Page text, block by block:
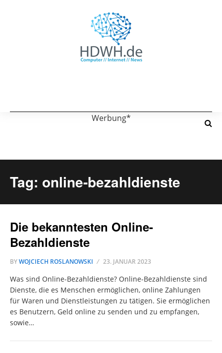
Werbung*
Tag: online-bezahldienste
Die bekanntesten Online-
Bezahldienste
BYWOJCIECH ROSLANOWSKI 23. JANUAR 2023
Was sind Online-Bezahldienste? Online-Bezahldienste sind
Dienste, die es Menschen ermöglichen, online Zahlungen
für Waren und Dienstleistungen zu tätigen. Sie ermöglichen
es Benutzern, Geld online zu senden und zu empfangen,
sowie…